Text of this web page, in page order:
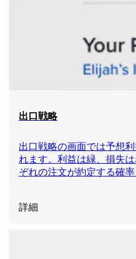
出口戦略
出口戦略の画面では予想
れます。利益は緑、損失
ぞれの注文が約定する確
詳細